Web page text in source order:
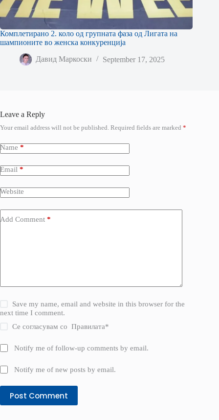
Комплетирано 2. коло од групната фаза од Лигата на
шампионите во женска конкуренција
Давид Маркоски September 17, 2025
Leave a Reply
Your email address will not be published. Required fields are marked *
Name *
Email *
Website
Add Comment *
Save my name, email and website in this browser for the
next time I comment.
Се согласувам соПравилата*
Notify me of follow-up comments by email.
Notify me of new posts by email.
Post Comment